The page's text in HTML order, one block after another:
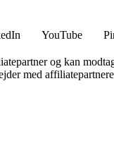
YouTube
og kan
med